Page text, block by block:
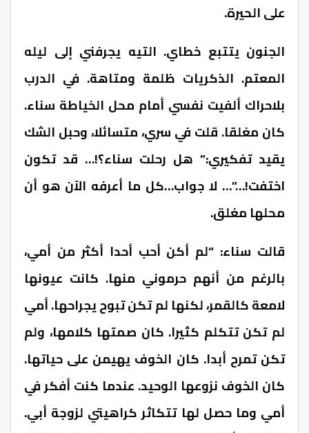
على الحيرة.
الجنون يتتبع خطاي. التيه يجرفني إلى ليله
المعتم. الذكريات ظلمة ومتاهة. في الدرب
بلاحراك ألفيت نفسي أمام محل الخياطة سناء.
كان مغلقا. قلت في سري، متسائلا، وحبل الشك
يقيد تفكيري:” هل رحلت سناء؟!… قد تكون
اختفت!…”… لا جواب…كل ما أعرفه الآن هو أن
محلها مغلق.
قالت سناء: “لم أكن أحب أحدا أكثر من أمي،
بالرغم من أنهم حرموني منها. كانت عيونها
لامعة كالقمر، لكنها لم تكن تبوح يجراحها. أمي
لم تكن تتكلم كثيرا. كان صمتها كلامها، ولم
تكن تمرح أبدا. كان الخوف يهيمن على حياتها.
كان الخوف نزوعها الوحيد. عندما كنت أفكر في
أمي وما حصل لها تتكاثر كراهيتي لزوجة أبي.